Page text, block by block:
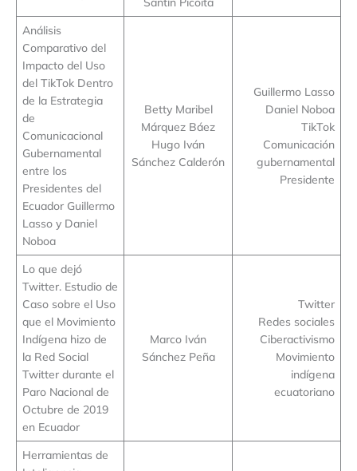
Análisis
Comparativo del
Impacto del Uso
del TikTok Dentro
de la Estrategia
de
Comunicacional
Gubernamental
entre los
Presidentes del
Ecuador Guillermo
Lasso y Daniel
Noboa
Betty Maribel
Márquez Báez
Hugo Iván
Sánchez Calderón
Guillermo Lasso
Daniel Noboa
TikTok
Comunicación
gubernamental
Presidente
Lo que dejó
Twitter. Estudio de
Caso sobre el Uso
que el Movimiento
Indígena hizo de
la Red Social
Twitter durante el
Paro Nacional de
Octubre de 2019
en Ecuador
Marco Iván
Sánchez Peña
Twitter
Redes sociales
Ciberactivismo
Movimiento
indígena
ecuatoriano
Herramientas de